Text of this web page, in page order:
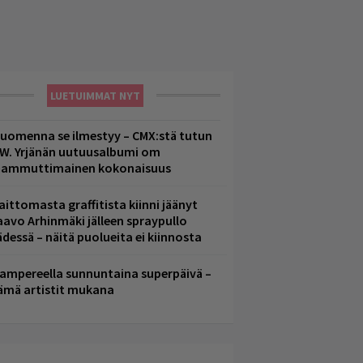
LUETUIMMAT NYT
se ilmestyy – CMX:stä tutun
Yrjänän uutuusalbumi om
kokonaisuus
graffitista kiinni jäänyt
Arhinmäki jälleen spraypullo
– näitä puolueita ei kiinnosta
sunnuntaina superpäivä –
artistit mukana